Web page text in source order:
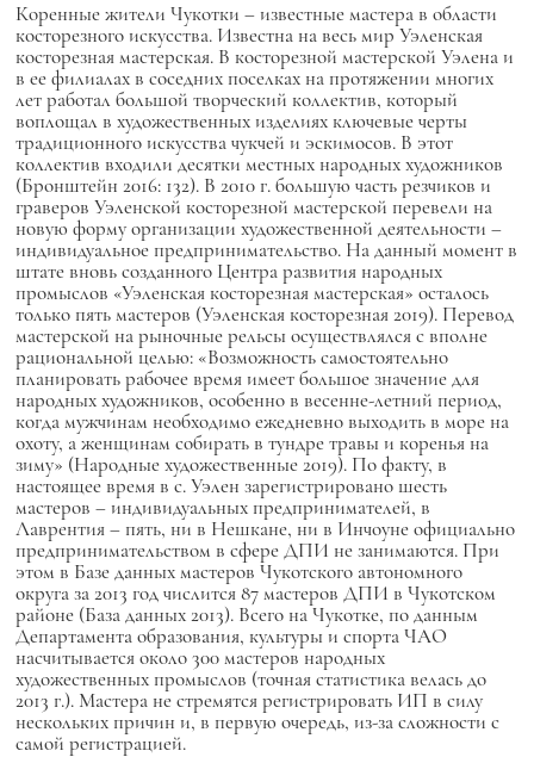
Коренные жители Чукотки – известные мастера в области
косторезного искусства. Известна на весь мир Уэленская
косторезная мастерская. В косторезной мастерской Уэлена и
в ее филиалах в соседних поселках на протяжении многих
лет работал большой творческий коллектив, который
воплощал в художественных изделиях ключевые черты
традиционного искусства чукчей и эскимосов. В этот
коллектив входили десятки местных народных художников
(Бронштейн 2016: 132). В 2010 г. большую часть резчиков и
граверов Уэленской косторезной мастерской перевели на
новую форму организации художественной деятельности –
индивидуальное предпринимательство. На данный момент в
штате вновь созданного Центра развития народных
промыслов «Уэленская косторезная мастерская» осталось
только пять мастеров (Уэленская косторезная 2019). Перевод
мастерской на рыночные рельсы осуществлялся с вполне
рациональной целью: «Возможность самостоятельно
планировать рабочее время имеет большое значение для
народных художников, особенно в весенне-летний период,
когда мужчинам необходимо ежедневно выходить в море на
охоту, а женщинам собирать в тундре травы и коренья на
зиму» (Народные художественные 2019). По факту, в
настоящее время в с. Уэлен зарегистрировано шесть
мастеров – индивидуальных предпринимателей, в
Лаврентия – пять, ни в Нешкане, ни в Инчоуне официально
предпринимательством в сфере ДПИ не занимаются. При
этом в Базе данных мастеров Чукотского автономного
округа за 2013 год числится 87 мастеров ДПИ в Чукотском
районе (База данных 2013). Всего на Чукотке, по данным
Департамента образования, культуры и спорта ЧАО
насчитывается около 300 мастеров народных
художественных промыслов (точная статистика велась до
2013 г.). Мастера не стремятся регистрировать ИП в силу
нескольких причин и, в первую очередь, из-за сложности с
самой регистрацией.